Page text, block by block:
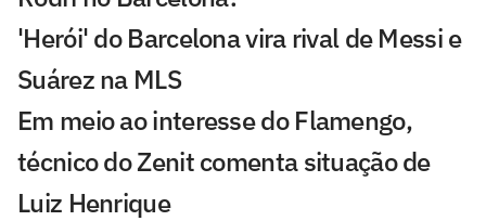
'Herói' do Barcelona vira rival de Messi e
Suárez na MLS
Em meio ao interesse do Flamengo,
técnico do Zenit comenta situação de
Luiz Henrique